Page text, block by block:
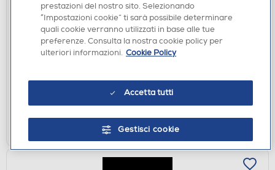
MOUSE GAMING
CORSAIR - M65 ELITE RGB
DISPONIBILE SOLO IN NEGOZIO
Acquisto online:non disponibile
Ritiro in negozio in 30' gratuito:verifica
prestazioni del nostro sito. Selezionando
“Impostazioni cookie” ti sarà possibile determinare
quali cookie verranno utilizzati in base alle tue
preferenze. Consulta la nostra cookie policy per
ulteriori informazioni. Cookie Policy
Accetta tutti
Gestisci cookie